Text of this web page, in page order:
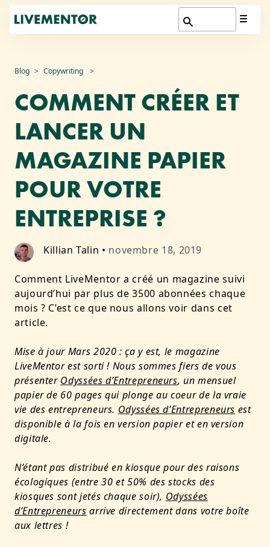
Aller
contenu
Blog Copywriting
COMMENT CRÉER ET
LANCER UN
MAGAZINE PAPIER
POUR VOTRE
ENTREPRISE ?
Killian Talin • novembre 18, 2019
Comment LiveMentor a créé un magazine suivi
aujourd’hui par plus de 3500 abonnées chaque
mois ? C’est ce que nous allons voir dans cet
article.
Mise à jour Mars 2020 : ça y est, le magazine
LiveMentor est sorti ! Nous sommes fiers de vous
présenter Odyssées d’Entrepreneurs, un mensuel
papier de 60 pages qui plonge au coeur de la vraie
vie des entrepreneurs. Odyssées d’Entrepreneurs est
disponible à la fois en version papier et en version
digitale.
N’étant pas distribué en kiosque pour des raisons
écologiques (entre 30 et 50% des stocks des
kiosques sont jetés chaque soir), Odyssées
d’Entrepreneurs arrive directement dans votre boîte
aux lettres !